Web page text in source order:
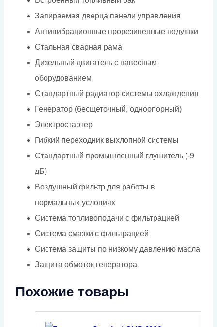
Запираемая дверца панели управления
Антивибрационные прорезиненные подушки
Стальная сварная рама
Дизельный двигатель с навесным
оборудованием
Стандартный радиатор системы охлаждения
Генератор (бесщеточный, одноопорный)
Электростартер
Гибкий переходник выхлопной системы
Стандартный промышленный глушитель (-9
дБ)
Воздушный фильтр для работы в
нормальных условиях
Система топливоподачи с фильтрацией
Система смазки с фильтрацией
Система защиты по низкому давлению масла
Защита обмоток генератора
Похожие товары